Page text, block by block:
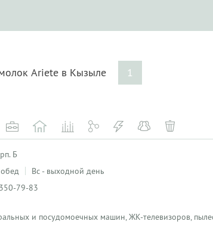
Ariete в Кызыле 1
Б
Вс - выходной день
79-83
и посудомоечных машин, ЖК-телевизоров,